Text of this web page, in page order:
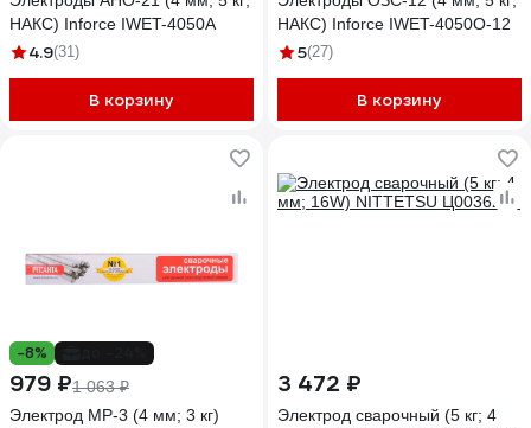
НАКС) Inforce IWET-4050A
4.9(31)
В корзину
НАКС) Inforce IWET-4050O-12
5(27)
В корзину
-8%
979 ₽1 063 ₽
Электрод МР-3 (4 мм; 3 кг)
3 472 ₽
Электрод сварочный (5 кг; 4